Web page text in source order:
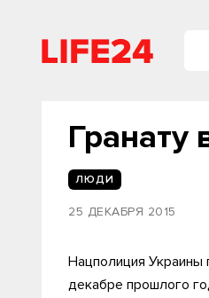
ЛЮДИ
25 ДЕКАБРЯ 2015
Нацполиция Украины
декабре прошлого